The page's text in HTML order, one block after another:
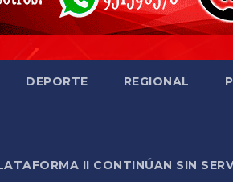
DEPORTE REGIONAL
II CONTINÚAN SIN